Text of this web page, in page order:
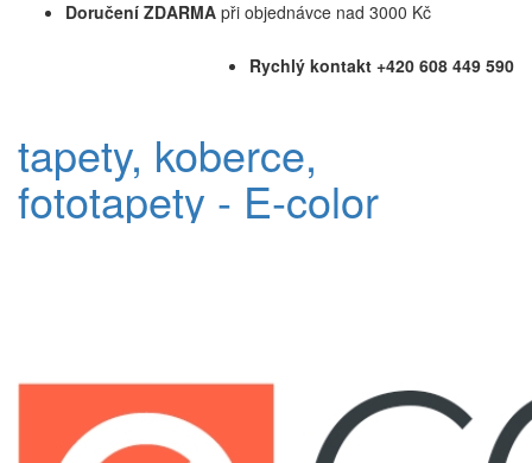
Doručení ZDARMA při objednávce nad 3000 Kč
Rychlý kontakt +420 608 449 590
tapety, koberce,
fototapety - E-color